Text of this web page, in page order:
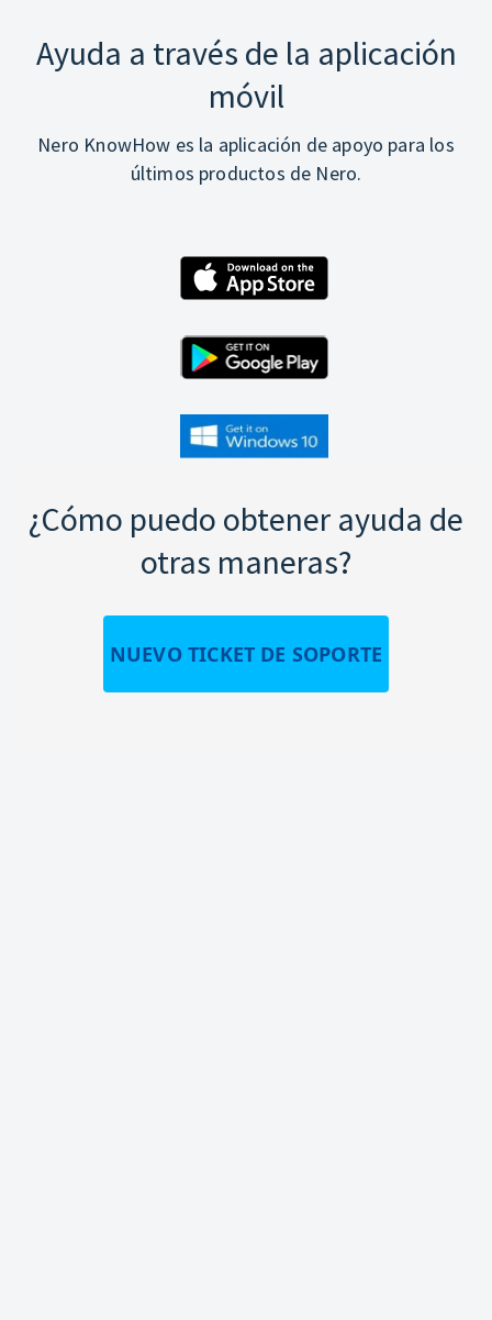
Ayuda a través de la aplicación
móvil
Nero KnowHow es la aplicación de apoyo para los
últimos productos de Nero.
¿Cómo puedo obtener ayuda de
otras maneras?
NUEVO TICKET DE SOPORTE